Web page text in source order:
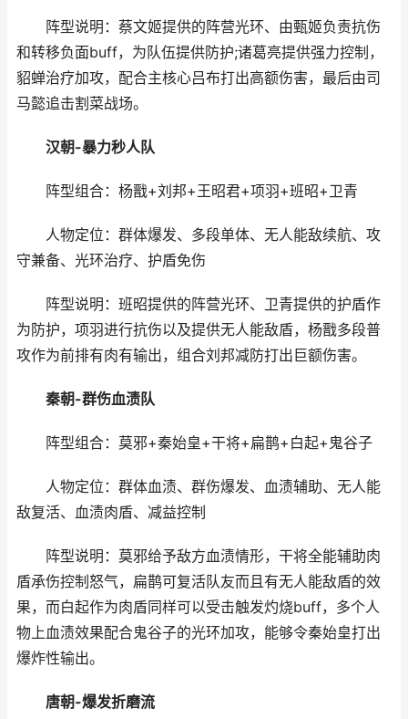
阵型说明：蔡文姬提供的阵营光环、由甄姬负责抗伤
和转移负面buff，为队伍提供防护;诸葛亮提供强力控制，
貂蝉治疗加攻，配合主核心吕布打出高额伤害，最后由司
马懿追击割菜战场。
汉朝-暴力秒人队
阵型组合：杨戬+刘邦+王昭君+项羽+班昭+卫青
人物定位：群体爆发、多段单体、无人能敌续航、攻
守兼备、光环治疗、护盾免伤
阵型说明：班昭提供的阵营光环、卫青提供的护盾作
为防护，项羽进行抗伤以及提供无人能敌盾，杨戬多段普
攻作为前排有肉有输出，组合刘邦减防打出巨额伤害。
秦朝-群伤血渍队
阵型组合：莫邪+秦始皇+干将+扁鹊+白起+鬼谷子
人物定位：群体血渍、群伤爆发、血渍辅助、无人能
敌复活、血渍肉盾、减益控制
阵型说明：莫邪给予敌方血渍情形，干将全能辅助肉
盾承伤控制怒气，扁鹊可复活队友而且有无人能敌盾的效
果，而白起作为肉盾同样可以受击触发灼烧buff，多个人
物上血渍效果配合鬼谷子的光环加攻，能够令秦始皇打出
爆炸性输出。
唐朝-爆发折磨流